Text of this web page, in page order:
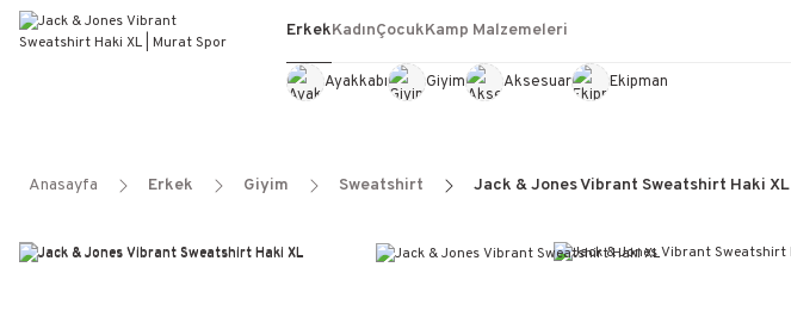
Erkek
Ayakkabı Giyim Aksesuar Ekipman
KadınÇocukKamp Malzemeleri
Anasayfa Erkek Giyim Sweatshirt Jack & Jones Vibrant Sweatshirt Haki XL